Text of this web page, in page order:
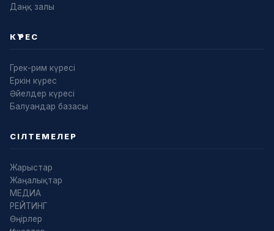
Даңқ залы
КҮРЕС
Грек-рим күресі
Еркін күрес
Әйелдер күресі
Балуандар базасы
СІЛТЕМЕЛЕР
Жарыстар
Жаңалықтар
МЕДИА
РЕЙТИНГ
Өңірлер